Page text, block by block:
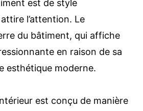
est de style
l’attention. Le
du bâtiment, qui affiche
en raison de sa
esthétique moderne.
est conçu de manière